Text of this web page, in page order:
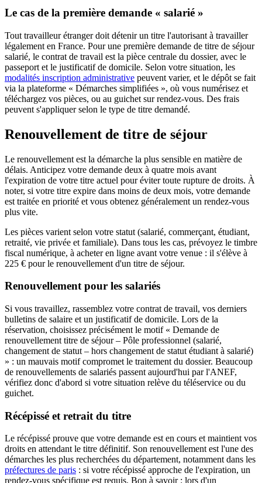
Le cas de la première demande « salarié »
Tout travailleur étranger doit détenir un titre l'autorisant à travailler
légalement en France. Pour une première demande de titre de séjour
salarié, le contrat de travail est la pièce centrale du dossier, avec le
passeport et le justificatif de domicile. Selon votre situation, les
modalités inscription administrative peuvent varier, et le dépôt se fait
via la plateforme « Démarches simplifiées », où vous numérisez et
téléchargez vos pièces, ou au guichet sur rendez-vous. Des frais
peuvent s'appliquer selon le type de titre demandé.
Renouvellement de titre de séjour
Le renouvellement est la démarche la plus sensible en matière de
délais. Anticipez votre demande deux à quatre mois avant
l'expiration de votre titre actuel pour éviter toute rupture de droits. À
noter, si votre titre expire dans moins de deux mois, votre demande
est traitée en priorité et vous obtenez généralement un rendez-vous
plus vite.
Les pièces varient selon votre statut (salarié, commerçant, étudiant,
retraité, vie privée et familiale). Dans tous les cas, prévoyez le timbre
fiscal numérique, à acheter en ligne avant votre venue : il s'élève à
225 € pour le renouvellement d'un titre de séjour.
Renouvellement pour les salariés
Si vous travaillez, rassemblez votre contrat de travail, vos derniers
bulletins de salaire et un justificatif de domicile. Lors de la
réservation, choisissez précisément le motif « Demande de
renouvellement titre de séjour – Pôle professionnel (salarié,
changement de statut – hors changement de statut étudiant à salarié)
» : un mauvais motif compromet le traitement du dossier. Beaucoup
de renouvellements de salariés passent aujourd'hui par l'ANEF,
vérifiez donc d'abord si votre situation relève du téléservice ou du
guichet.
Récépissé et retrait du titre
Le récépissé prouve que votre demande est en cours et maintient vos
droits en attendant le titre définitif. Son renouvellement est l'une des
démarches les plus recherchées du département, notamment dans les
préfectures de paris : si votre récépissé approche de l'expiration, un
rendez-vous spécifique est requis. Bon à savoir : lors d'un